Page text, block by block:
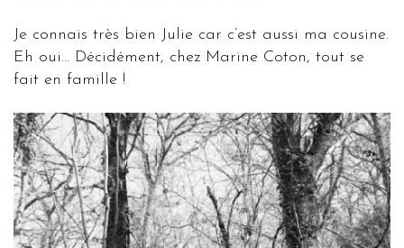
Je connais très bien Julie car c’est aussi ma cousine.
Eh oui… Décidément, chez Marine Coton, tout se
fait en famille !